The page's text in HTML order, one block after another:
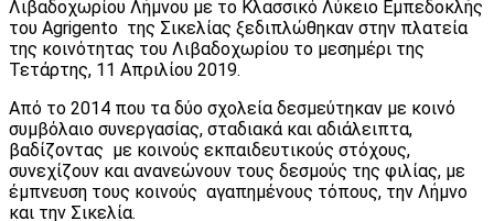
Λιβαδοχωρίου Λήμνου με το Κλασσικό Λύκειο Εμπεδοκλής
του Agrigento της Σικελίας ξεδιπλώθηκαν στην πλατεία
της κοινότητας του Λιβαδοχωρίου το μεσημέρι της
Τετάρτης, 11 Απριλίου 2019.
Από το 2014 που τα δύο σχολεία δεσμεύτηκαν με κοινό
συμβόλαιο συνεργασίας, σταδιακά και αδιάλειπτα,
βαδίζοντας με κοινούς εκπαιδευτικούς στόχους,
συνεχίζουν και ανανεώνουν τους δεσμούς της φιλίας, με
έμπνευση τους κοινούς αγαπημένους τόπους, την Λήμνο
και την Σικελία.